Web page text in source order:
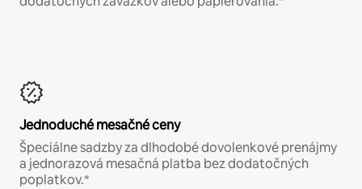
Jednoduché mesačné ceny
Špeciálne sadzby za dlhodobé dovolenkové prenájmy
a jednorazová mesačná platba bez dodatočných
poplatkov.*